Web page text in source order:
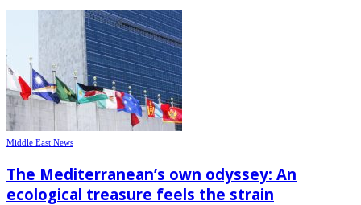
Middle East News
The Mediterranean’s own odyssey: An
ecological treasure feels the strain